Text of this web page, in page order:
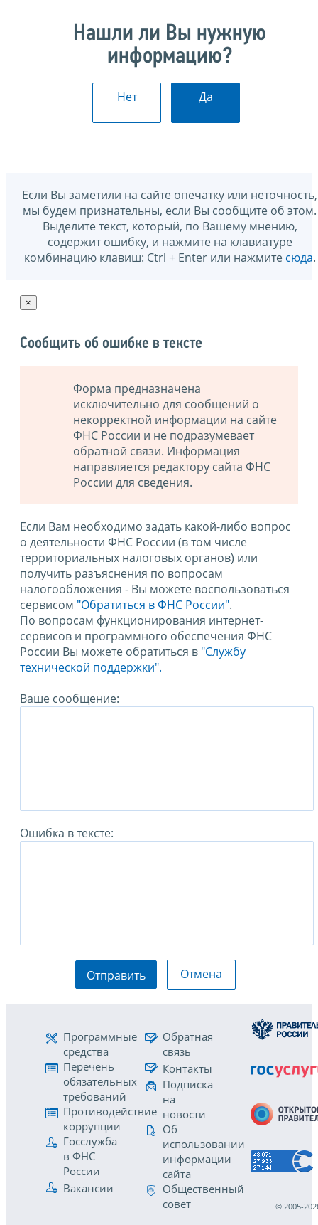
Нашли ли Вы нужную
информацию?
Нет Да
Если Вы заметили на сайте опечатку или неточность,
мы будем признательны, если Вы сообщите об этом.
Выделите текст, который, по Вашему мнению,
содержит ошибку, и нажмите на клавиатуре
комбинацию клавиш: Ctrl + Enter или нажмите сюда.
×
Сообщить об ошибке в тексте
Форма предназначена
исключительно для сообщений о
некорректной информации на сайте
ФНС России и не подразумевает
обратной связи. Информация
направляется редактору сайта ФНС
России для сведения.
Если Вам необходимо задать какой-либо вопрос
о деятельности ФНС России (в том числе
территориальных налоговых органов) или
получить разъяснения по вопросам
налогообложения - Вы можете воспользоваться
сервисом "Обратиться в ФНС России".
По вопросам функционирования интернет-
сервисов и программного обеспечения ФНС
России Вы можете обратиться в "Службу
технической поддержки".
Ваше сообщение:
Ошибка в тексте:
Отправить Отмена
Программные
средства
Перечень
обязательных
требований
Противодействие
коррупции
Госслужба
в ФНС
России
Вакансии
Обратная
связь
Контакты
Подписка
на
новости
Об
использовании
информации
сайта
Общественный
совет
© 2005-